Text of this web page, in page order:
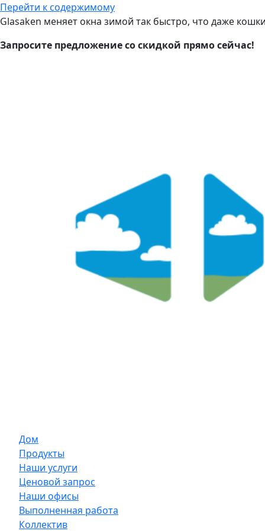
Перейти к содержимому
Glasaken меняет окна зимой так быстро, что даже
Запросите предложение со скидкой прямо сейчас!
Дом
Продукты
Наши услуги
Ценовой запрос
Наши офисы
Выполненная работа
Коллектив